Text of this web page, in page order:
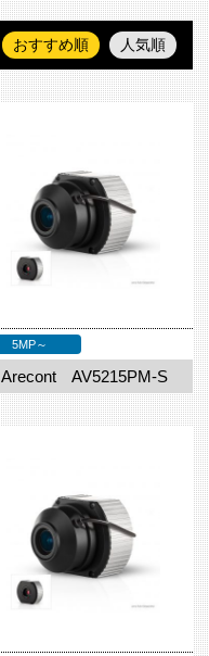
おすすめ順 人気順
5MP～
Arecont AV5215PM-S